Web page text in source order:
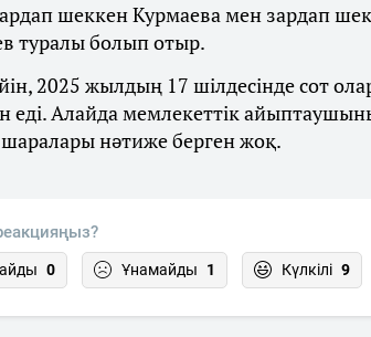
шеккен Курмаева мен зардап
туралы болып отыр.
2025 жылдың 17 шілдесінде сот
еді. Алайда мемлекеттік
нәтиже берген жоқ.
0 Ұнамайды 1 Күлкілі 9